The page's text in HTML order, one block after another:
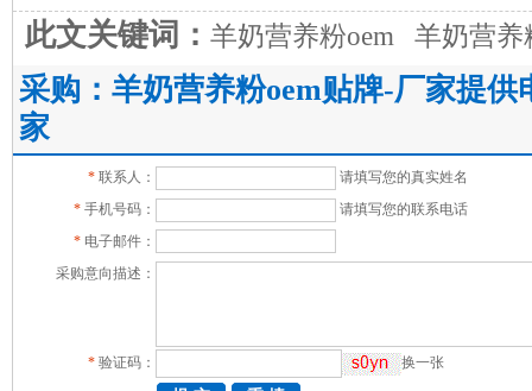
此文关键词： 羊奶营养粉oem 羊奶营养
采购：羊奶营养粉oem贴牌-厂家提
家
* 联系人：
请填写您的真实姓名
* 手机号码：
请填写您的联系电话
* 电子邮件：
采购意向描述：
* 验证码： 换一张